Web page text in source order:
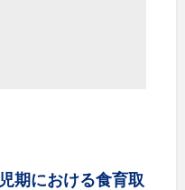
期における食育取